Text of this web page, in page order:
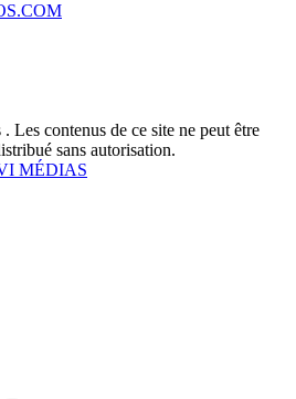
Les contenus de ce site ne peut être
sans autorisation.
MÉDIAS